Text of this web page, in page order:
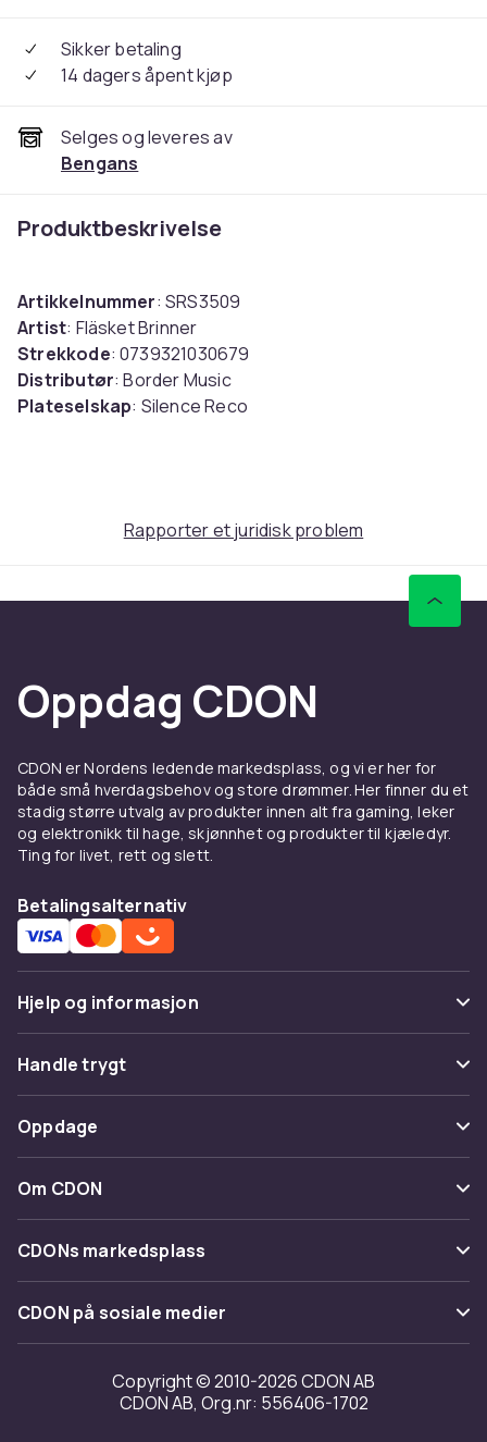
Sikker betaling
14 dagers åpent kjøp
Selges og leveres av
Bengans
Produktbeskrivelse
Artikkelnummer: SRS3509
Artist: Fläsket Brinner
Strekkode: 0739321030679
Distributør: Border Music
Plateselskap: Silence Reco
2. Tysta Finskan
4. Bengans Vals
8. Musik Från Liljevalchs
9. Mr. Beautiful
11. Gulan (Short Version)
Enheter i pakken: 1
ff7bcb4c-98bc-473b-bde7-3fa2411bede5
Produktsikkerhetsinformasjon
Rapporter et juridisk problem
Oppdag CDON
CDON er Nordens ledende markedsplass, og vi er her for
både små hverdagsbehov og store drømmer. Her finner du et
stadig større utvalg av produkter innen alt fra gaming, leker
og elektronikk til hage, skjønnhet og produkter til kjæledyr.
Ting for livet, rett og slett.
Betalingsalternativ
Hjelp og informasjon
Vanlige spørsmål
Spor pakke
Angre & returner her
Kontakt oss
Handle trygt
Betaling
Levering
Tilbakekallinger
Oppdage
Kategorier
Varemerker
Om CDON
Om oss
Kundeanmeldelser
Jobbe på CDON
Investor relations
Tilgjengelighet
CDONs markedsplass
Merchant Help Center
CDON på sosiale medier
Copyright © 2010-2026 CDON AB
CDON AB, Org.nr: 556406-1702